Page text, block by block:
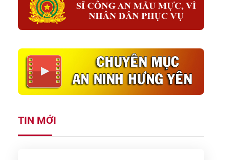
TIN MỚI